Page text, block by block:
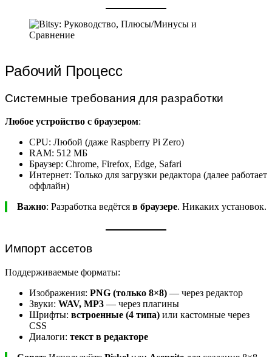
Рабочий Процесс
Системные требования для разработки
Любое устройство с браузером:
CPU: Любой (даже Raspberry Pi Zero)
RAM: 512 МБ
Браузер: Chrome, Firefox, Edge, Safari
Интернет: Только для загрузки редактора (далее работает
оффлайн)
Важно: Разработка ведётся в браузере. Никаких установок.
Импорт ассетов
Поддерживаемые форматы:
Изображения: PNG (только 8×8) — через редактор
Звуки: WAV, MP3 — через плагины
Шрифты: встроенные (4 типа) или кастомные через
CSS
Диалоги: текст в редакторе